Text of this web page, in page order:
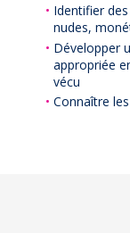
Identifier
nudes,
Développer
appropriée
vécu
Connaître